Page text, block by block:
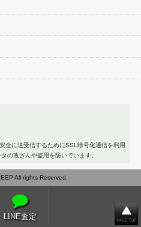
LINE査定
全に送受信するためにSSL暗号化通信を利用
の改ざんや盗用を防いでいます。
All rights Reserved.